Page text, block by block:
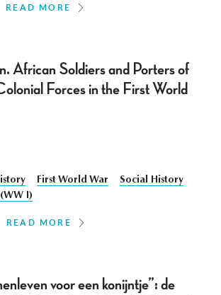
READ MORE
African Soldiers and Porters of
Forces in the First World
First World War
Social History
I)
READ MORE
voor een konijntje”: de